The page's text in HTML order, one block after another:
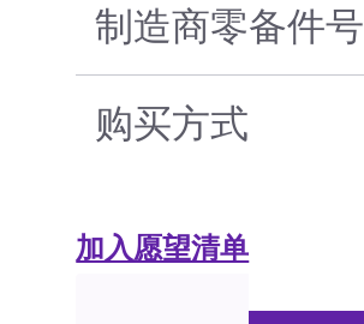
制造商零备件号
购买方式
加入愿望清单